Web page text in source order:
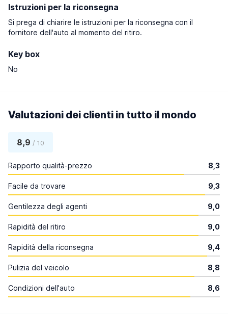
Istruzioni per la riconsegna
Si prega di chiarire le istruzioni per la riconsegna con il
fornitore dell'auto al momento del ritiro.
Key box
No
Valutazioni dei clienti in tutto il mondo
8,9 / 10
Rapporto qualità-prezzo 8,3
Facile da trovare 9,3
Gentilezza degli agenti 9,0
Rapidità del ritiro 9,0
Rapidità della riconsegna 9,4
Pulizia del veicolo 8,8
Condizioni dell'auto 8,6